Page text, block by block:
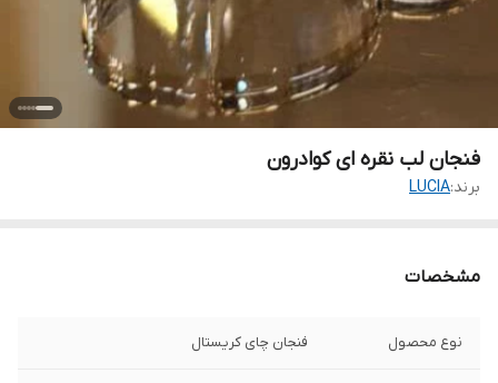
فنجان لب نقره ای کوادرون
برند:LUCIA
مشخصات
نوع محصول فنجان چای کریستال